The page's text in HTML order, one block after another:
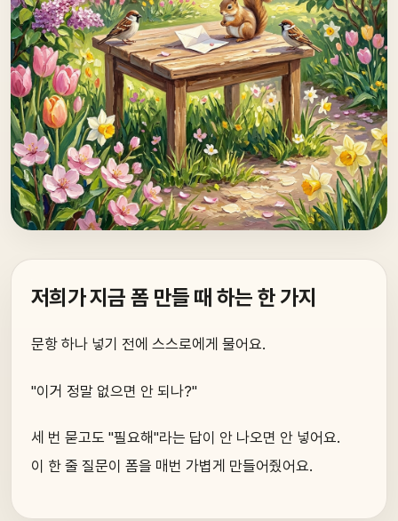
저희가 지금 폼 만들 때 하는 한 가지
문항 하나 넣기 전에 스스로에게 물어요.
"이거 정말 없으면 안 되나?"
세 번 묻고도 "필요해"라는 답이 안 나오면 안 넣어요.
이 한 줄 질문이 폼을 매번 가볍게 만들어줬어요.